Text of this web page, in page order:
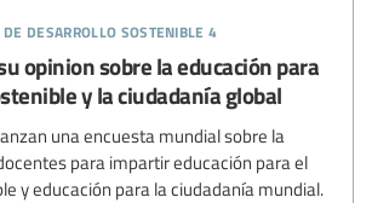
desarrollo sostenible 4
opinion sobre la educación para
y la ciudadanía global
lanzan una encuesta mundial sobre la
para impartir educación para el
y educación para la ciudadanía mundial.